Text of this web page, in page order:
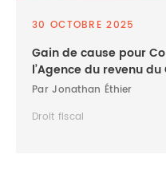
30 OCTOBRE 2025
Gain de cause pour
l’Agence du revenu du
Par Jonathan Éthier
Droit fiscal